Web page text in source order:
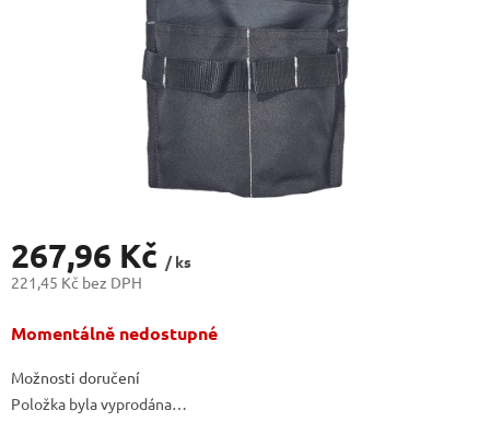
267,96 Kč / ks
221,45 Kč bez DPH
cena:
Momentálně nedostupné
Možnosti doručení
Položka byla vyprodána…